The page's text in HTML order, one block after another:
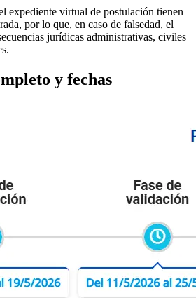
expediente virtual de postulación tienen
por lo que, en caso de falsedad, el
jurídicas administrativas, civiles
y fechas